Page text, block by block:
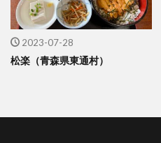
2023-07-28
松楽（青森県東通村）